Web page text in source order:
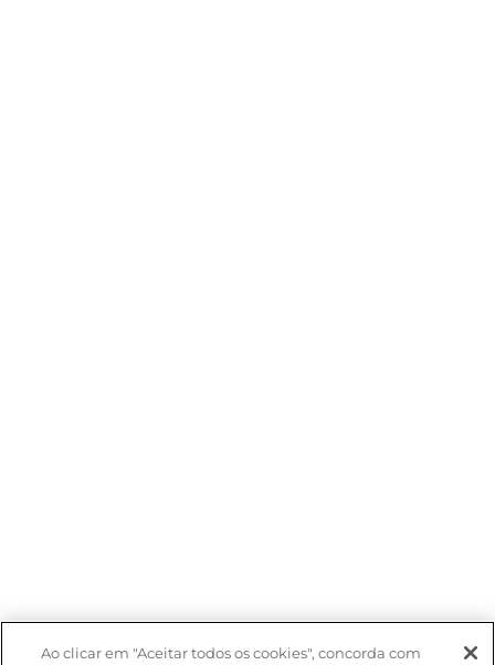
Ao clicar em "Aceitar todos os cookies", concorda com